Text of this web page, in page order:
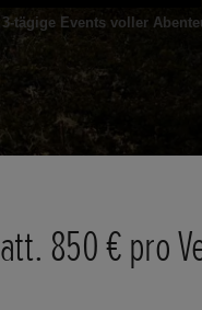
3-tägige Events voller
850 € pro